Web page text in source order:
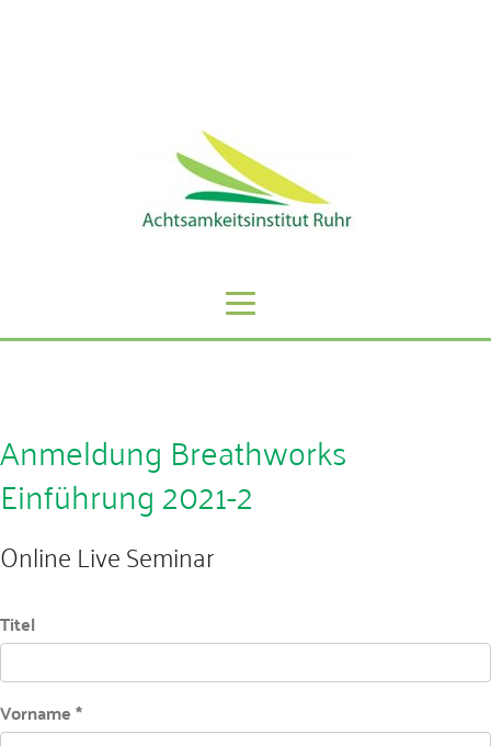
Anmeldung Breathworks
Einführung 2021-2
Online Live Seminar
Titel
Vorname *